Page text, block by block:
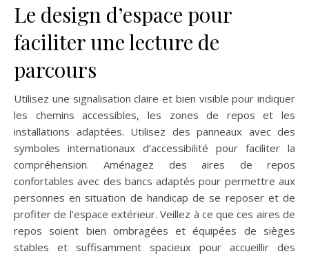
Le design d’espace pour
faciliter une lecture de
parcours
Utilisez une signalisation claire et bien visible pour indiquer
les chemins accessibles, les zones de repos et les
installations adaptées. Utilisez des panneaux avec des
symboles internationaux d’accessibilité pour faciliter la
compréhension. Aménagez des aires de repos
confortables avec des bancs adaptés pour permettre aux
personnes en situation de handicap de se reposer et de
profiter de l’espace extérieur. Veillez à ce que ces aires de
repos soient bien ombragées et équipées de sièges
stables et suffisamment spacieux pour accueillir des